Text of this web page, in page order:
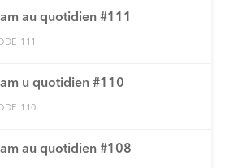
au quotidien #111
111
u quotidien #110
110
au quotidien #108